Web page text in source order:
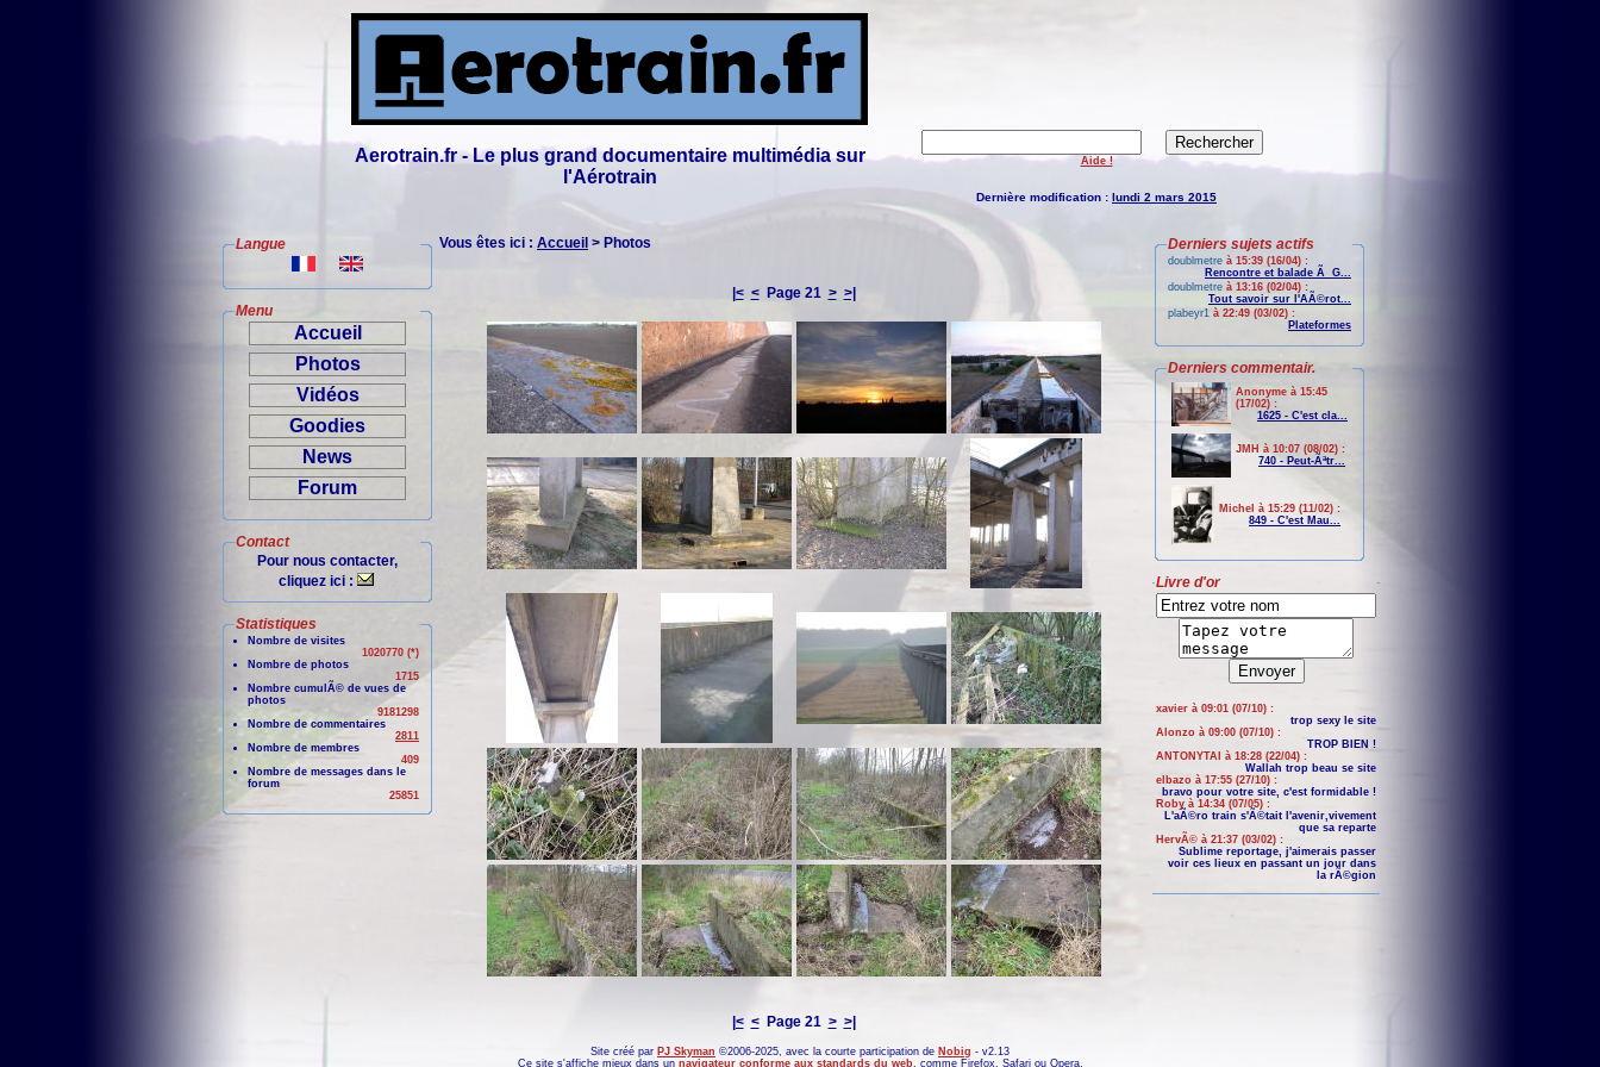
Aerotrain.fr - Le plus grand documentaire multimédia sur
l'Aérotrain
Aide !
Dernière modification : lundi 2 mars 2015
Langue
Menu
Accueil
Photos
Vidéos
Goodies
News
Forum
Contact
Pour nous contacter,
cliquez ici :
Statistiques
Nombre de visites
1020770 (*)
Nombre de photos
1715
Nombre cumulÃ© de vues de
photos
9181298
Nombre de commentaires
2811
Nombre de membres
409
Nombre de messages dans le
forum
25851
Vous êtes ici : Accueil > Photos
|< <Page 21 > >|
|< <Page 21 > >|
Derniers sujets actifs
doublmetre à 15:39 (16/04) :
Rencontre et balade Ã G...
doublmetre à 13:16 (02/04) :
Tout savoir sur l'AÃ©rot...
plabeyr1 à 22:49 (03/02) :
Plateformes
Derniers commentair.
Anonyme à 15:45
(17/02) :
1625 - C'est cla...
JMH à 10:07 (08/02) :
740 - Peut-Ãªtr...
Michel à 15:29 (11/02) :
849 - C'est Mau...
Livre d'or
xavier à 09:01 (07/10) :
trop sexy le site
Alonzo à 09:00 (07/10) :
TROP BIEN !
ANTONYTAI à 18:28 (22/04) :
Wallah trop beau se site
elbazo à 17:55 (27/10) :
bravo pour votre site, c'est formidable !
Roby à 14:34 (07/05) :
L'aÃ©ro train s'Ã©tait l'avenir,vivement
que sa reparte
HervÃ© à 21:37 (03/02) :
Sublime reportage, j'aimerais passer
voir ces lieux en passant un jour dans
la rÃ©gion
Site créé par PJ Skyman ©2006-2025, avec la courte participation de Nobig - v2.13
Ce site s'affiche mieux dans un navigateur conforme aux standards du web, comme Firefox, Safariou Opera.